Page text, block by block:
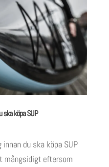
ska köpa SUP
du ska köpa SUP
mångsidigt eftersom